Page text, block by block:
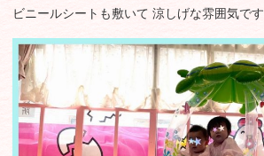
ビニールシートも敷いて 涼しげな雰囲気です